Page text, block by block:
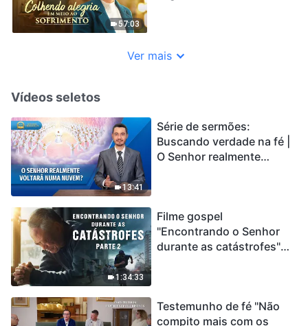
57:03
Ver mais
Vídeos seletos
13:41
Série de sermões:
Buscando verdade na fé |
O Senhor realmente
1:34:33
Filme gospel
"Encontrando o Senhor
durante as catástrofes"
catástrofes ccontecem, a
humanidade está
Testemunho de fé "Não
compito mais com os